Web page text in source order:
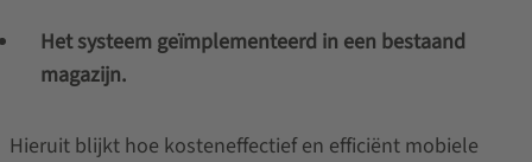
Het systeem geïmplementeerd in een bestaand
magazijn.
Hieruit blijkt hoe kosteneffectief en efficiënt mobiele